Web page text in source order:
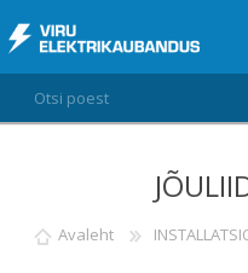
SOOVIKORV
Avaleht